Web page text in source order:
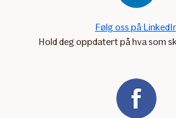
Følg oss på
Hold deg oppdatert på hva som